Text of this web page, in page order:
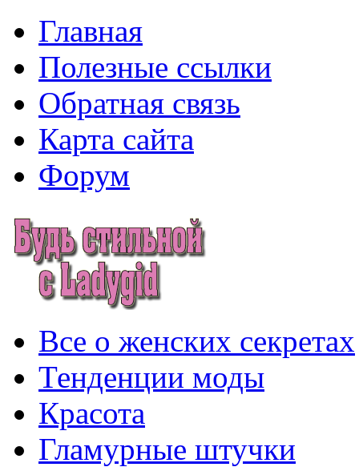
Главная
Полезные ссылки
Обратная связь
Карта сайта
Форум
Все о женских секретах
Тенденции моды
Красота
Гламурные штучки